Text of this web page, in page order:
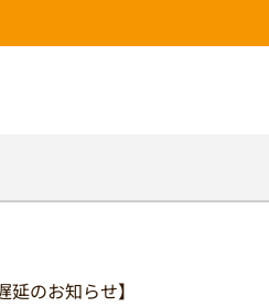
延のお知らせ】